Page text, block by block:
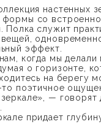
настенных
формы со
Полка служит
эффект.
когда мы делали
о горизонте,
на берегу
поэтичное
— говорят
придает